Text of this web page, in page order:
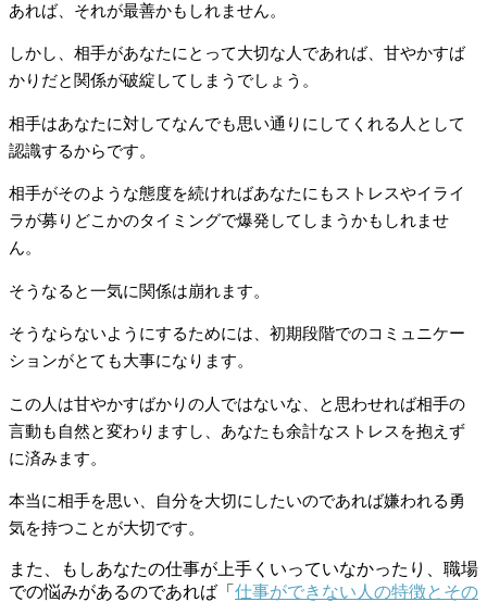
あれば、それが最善かもしれません。
しかし、相手があなたにとって大切な人であれば、甘やかすば
かりだと関係が破綻してしまうでしょう。
相手はあなたに対してなんでも思い通りにしてくれる人として
認識するからです。
相手がそのような態度を続ければあなたにもストレスやイライ
ラが募りどこかのタイミングで爆発してしまうかもしれませ
ん。
そうなると一気に関係は崩れます。
そうならないようにするためには、初期段階でのコミュニケー
ションがとても大事になります。
この人は甘やかすばかりの人ではないな、と思わせれば相手の
言動も自然と変わりますし、あなたも余計なストレスを抱えず
に済みます。
本当に相手を思い、自分を大切にしたいのであれば嫌われる勇
気を持つことが大切です。
また、もしあなたの仕事が上手くいっていなかったり、職場
での悩みがあるのであれば「 仕事ができない人の特徴とその